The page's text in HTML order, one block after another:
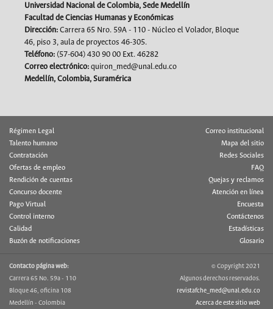
Universidad Nacional de Colombia, Sede Medellín
Facultad de Ciencias Humanas y Económicas
Dirección: Carrera 65 Nro. 59A - 110 - Núcleo el Volador, Bloque
46, piso 3, aula de proyectos 46-305.
Teléfono: (57-604) 430 90 00 Ext. 46282
Correo electrónico: quiron_med@unal.edu.co
Medellín, Colombia, Suramérica
Régimen Legal
Talento humano
Contratación
Ofertas de empleo
Rendición de cuentas
Concurso docente
Pago Virtual
Control interno
Calidad
Buzón de notificaciones
Correo institucional
Mapa del sitio
Redes Sociales
FAQ
Quejas y reclamos
Atención en línea
Encuesta
Contáctenos
Estadísticas
Glosario
Contacto página web:
Carrera 65 No. 59a - 110
Bloque 46, oficina 108
Medellín - Colombia
© Copyright 2021
Algunos derechos reservados.
revistafche_med@unal.edu.co
Acerca de este sitio web